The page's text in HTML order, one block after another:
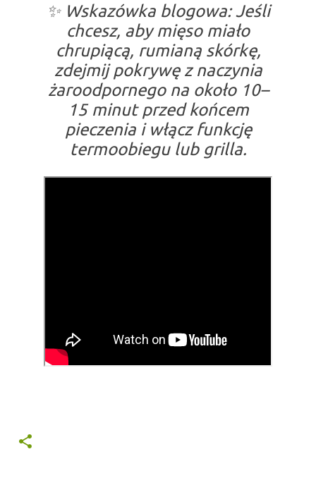
✨ Wskazówka blogowa:Jeśli
chcesz, aby mięso miało
chrupiącą, rumianą skórkę,
zdejmij pokrywę z naczynia
żaroodpornego na około 10–
15 minut przed końcem
pieczenia i włącz funkcję
termoobiegu lub grilla.